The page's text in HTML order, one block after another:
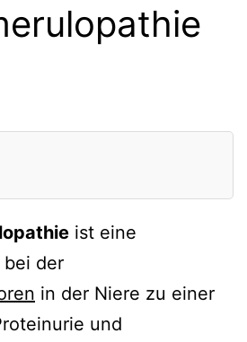
ist eine
der
in der Niere zu einer
und